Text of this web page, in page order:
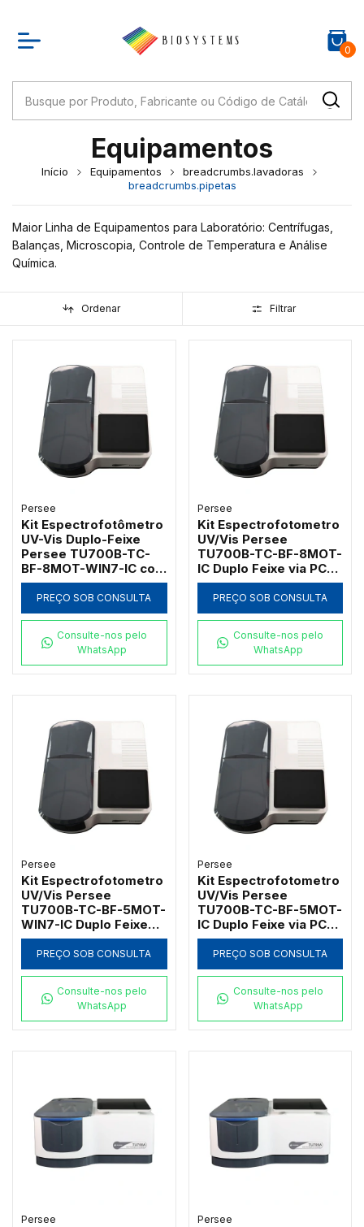
0
Equipamentos
Início Equipamentos
breadcrumbs.lavadoras
breadcrumbs.pipetas
Maior Linha de Equipamentos para Laboratório: Centrífugas,
Balanças, Microscopia, Controle de Temperatura e Análise
Química.
Ordenar Filtrar
Persee
Kit Espectrofotômetro
UV-Vis Duplo-Feixe
Persee TU700B-TC-
BF-8MOT-WIN7-IC com
Suporte Motorizado
para 8 Cubetas e
Software UVwin
PREÇO SOB CONSULTA
Consulte-nos pelo
WhatsApp
Persee
Kit Espectrofotometro
UV/Vis Persee
TU700B-TC-BF-8MOT-
IC Duplo Feixe via PC
com Suporte
Motorizado 8 Cubetas
PREÇO SOB CONSULTA
Consulte-nos pelo
WhatsApp
Persee
Kit Espectrofotometro
UV/Vis Persee
TU700B-TC-BF-5MOT-
WIN7-IC Duplo Feixe
via PC com
GLP/GMP/GRP e
Suporte 5 Cubetas
PREÇO SOB CONSULTA
Consulte-nos pelo
WhatsApp
Persee
Kit Espectrofotometro
UV/Vis Persee
TU700B-TC-BF-5MOT-
IC Duplo Feixe via PC
com Suporte
Motorizado 5 Cubetas
PREÇO SOB CONSULTA
Consulte-nos pelo
WhatsApp
Persee Persee